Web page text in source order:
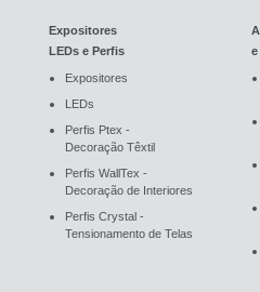
Expositores
LEDs e Perfis
Expositores
LEDs
Perfis Ptex -
Decoração Têxtil
Perfis WallTex -
Decoração de Interiores
Perfis Crystal -
Tensionamento de Telas
e